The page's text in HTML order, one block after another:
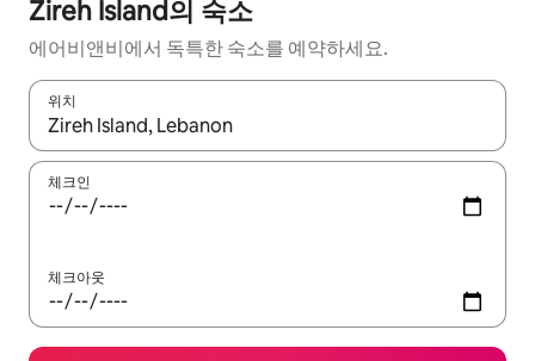
Zireh Island의 숙소
에어비앤비에서 독특한 숙소를 예약하세요.
위치
결과가 나오면 위·아래 화살표 키를 사용하거나 터치 또는 스와이
체크인
체크아웃